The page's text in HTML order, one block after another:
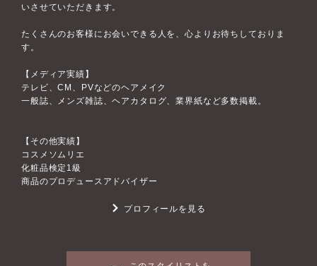
いさせていただきます。
たくさんのお客様にお会いできる人を、心よりお待ちしておりま
す。
【メディア実績】
テレビ、CM、PVなどのヘアメイク
一般誌、メンズ雑誌、ヘアカタログ、業界紙など多数掲載。
【その他実績】
コスメソムリエ
化粧品検定1級
商品のプロデュースアドバイザー
プロフィールを見る